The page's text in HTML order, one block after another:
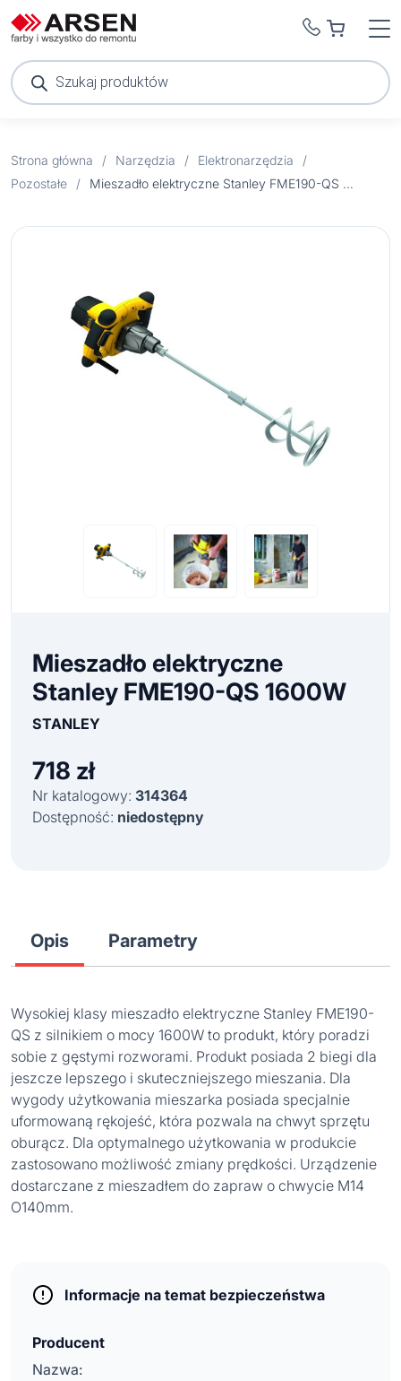
Wyszukiwarka
produktów
Strona główna / Narzędzia / Elektronarzędzia
/
Pozostałe
/ Mieszadło elektryczne Stanley FME190-QS 1600W
Mieszadło elektryczne
Stanley FME190-QS 1600W
STANLEY
718 zł
Nr katalogowy: 314364
Dostępność: niedostępny
Opis Parametry
Wysokiej klasy mieszadło elektryczne Stanley FME190-
QS z silnikiem o mocy 1600W to produkt, który poradzi
sobie z gęstymi rozworami. Produkt posiada 2 biegi dla
jeszcze lepszego i skuteczniejszego mieszania. Dla
wygody użytkowania mieszarka posiada specjalnie
uformowaną rękojeść, która pozwala na chwyt sprzętu
oburącz. Dla optymalnego użytkowania w produkcie
zastosowano możliwość zmiany prędkości. Urządzenie
dostarczane z mieszadłem do zapraw o chwycie M14
O140mm.
Informacje na temat bezpieczeństwa
Producent
Nazwa: